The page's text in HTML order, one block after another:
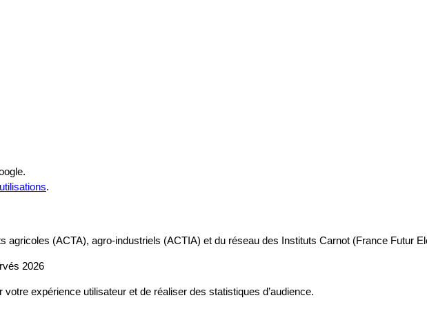
.
agricoles (ACTA), agro-industriels (ACTIA) et du réseau des Instituts Carnot (France Futur
2026
expérience utilisateur et de réaliser des statistiques d’audience.